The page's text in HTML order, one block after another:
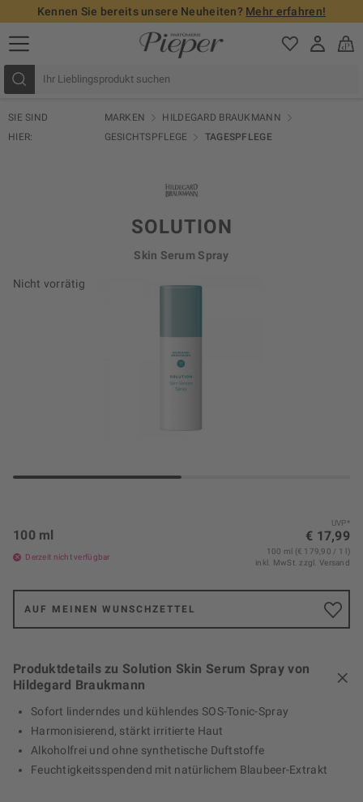
Kennen Sie bereits unsere Neuheiten? Mehr erfahren!
SIE SIND
HIER:
MARKEN
HILDEGARD BRAUKMANN
GESICHTSPFLEGE
TAGESPFLEGE
Nicht vorrätig
SOLUTION
Skin Serum Spray
UVP*
€ 17,99
100 ml
Derzeit nicht verfügbar
100 ml (€ 179,90 / 1 l)
inkl. MwSt.zzgl. Versand
AUF MEINEN WUNSCHZETTEL
Produktdetails zu Solution Skin Serum Spray von
Hildegard Braukmann
Sofort linderndes und kühlendes SOS-Tonic-Spray
Harmonisierend, stärkt irritierte Haut
Alkoholfrei und ohne synthetische Duftstoffe
Feuchtigkeitsspendend mit natürlichem Blaubeer-Extrakt